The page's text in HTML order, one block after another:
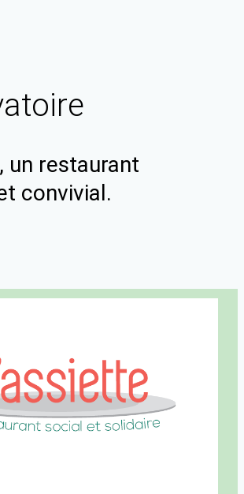
un restaurant
convivial.